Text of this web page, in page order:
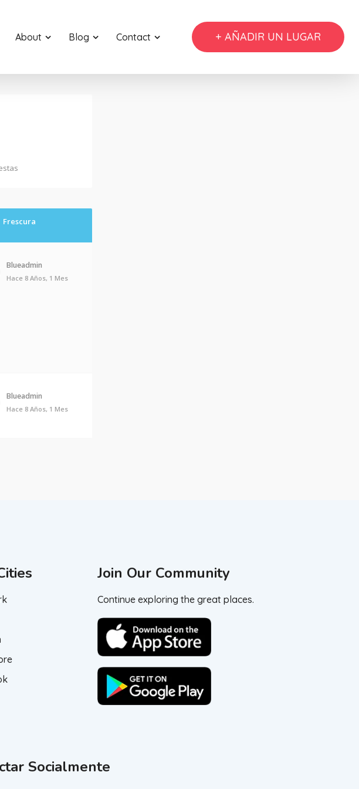
About Blog Contact + AÑADIR UN LUGAR
Frescura
Blueadmin
Hace 8 Años, 1 Mes
Blueadmin
Hace 8 Años, 1 Mes
Join Our Community
Continue exploring the great places.
Socialmente